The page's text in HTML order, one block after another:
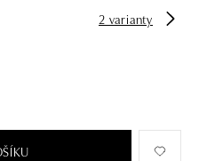
2 varianty